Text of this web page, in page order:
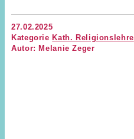
27.02.2025
Kategorie Kath. Religionslehre
Autor: Melanie Zeger